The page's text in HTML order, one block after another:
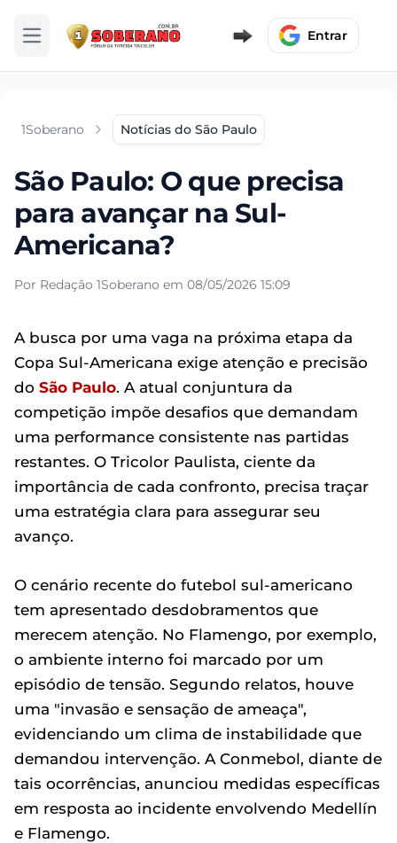
Abrir menu Entrar
1Soberano Notícias do São Paulo
São Paulo: O que precisa
para avançar na Sul-
Americana?
Por Redação 1Soberano em 08/05/2026 15:09
A busca por uma vaga na próxima etapa da
Copa Sul-Americana exige atenção e precisão
do São Paulo. A atual conjuntura da
competição impõe desafios que demandam
uma performance consistente nas partidas
restantes. O Tricolor Paulista, ciente da
importância de cada confronto, precisa traçar
uma estratégia clara para assegurar seu
avanço.
O cenário recente do futebol sul-americano
tem apresentado desdobramentos que
merecem atenção. No Flamengo, por exemplo,
o ambiente interno foi marcado por um
episódio de tensão. Segundo relatos, houve
uma "invasão e sensação de ameaça",
evidenciando um clima de instabilidade que
demandou intervenção. A Conmebol, diante de
tais ocorrências, anunciou medidas específicas
em resposta ao incidente envolvendo Medellín
e Flamengo.